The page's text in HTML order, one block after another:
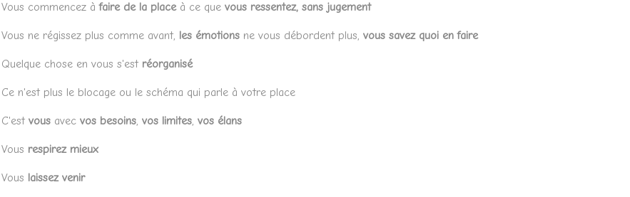
Vous commencez à faire de la place à ce quevous ressentez, sans jugement
Vous ne régissez plus comme avant, les émotionsne vous débordent plus, vous savez quoi en faire
Quelque chose en vous s'estréorganisé
Ce n'est plus le blocage ou le schéma qui parle à votre place
C'estvousavec vos besoins, vos limites, vos élans
Vous respirez mieux
Vous laissez venir